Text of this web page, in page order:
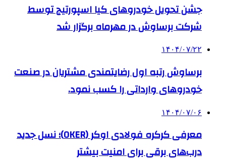
جشن تحویل خودروهای کیا اسپورتیج توسط
شرکت برساوش در مهرماه برگزار شد
۱۴۰۴/۰۷/۲۲
برساوش رتبه اول رضایتمندی مشتریان در صنعت
خودروهای وارداتی را کسب نمود.
۱۴۰۴/۰۷/۰۶
معرفی کرکره فولادی اوکر (OKER)؛ نسل جدید
درب‌های برقی برای امنیت بیشتر